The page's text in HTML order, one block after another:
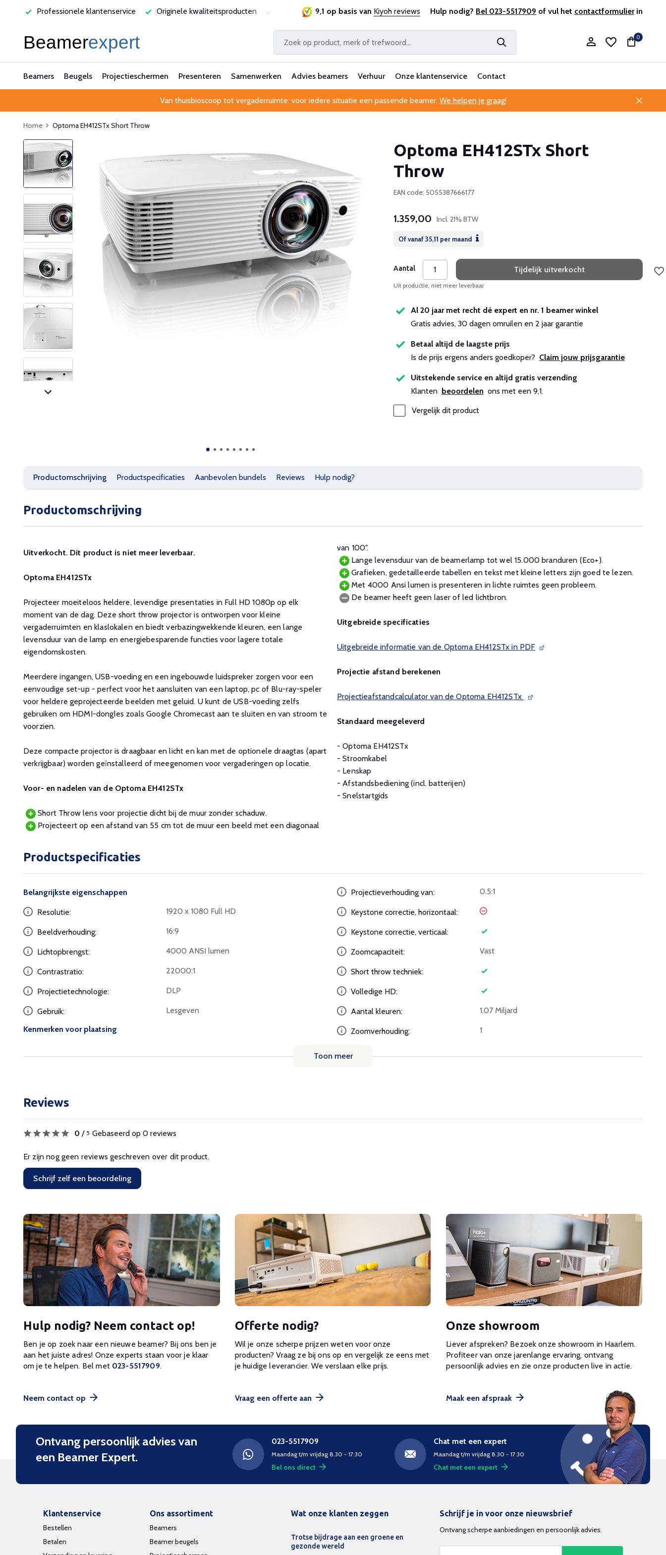
Originele kwaliteitsproducten Laagste prijsgarantie Al 25 jaar betrouwbaar en ervaren Professionele klantenservice
9,1 op basis van Kiyoh reviews Hulp nodig? Bel 023-5517909 of vul het contactformulierin
Account aanmaken
0
Beamers Beugels Projectieschermen Presenteren Samenwerken Advies beamers Verhuur Onze klantenservice Contact
Van thuisbioscoop tot vergaderruimte: voor iedere situatie een passende beamer. We helpen je graag!
Home Optoma EH412STx Short Throw
Optoma EH412STx Short
Throw
EAN code: 5055387666177
1.359,00 Incl. 21% BTW
Of vanaf 35,11 per maand
Aantal Tijdelijk uitverkocht
Uit productie, niet meer leverbaar
Al 20 jaar met recht dé expert en nr. 1 beamer winkel
Gratis advies, 30 dagen omruilen en 2 jaar garantie
Betaal altijd de laagste prijs
Is de prijs ergens anders goedkoper? Claim jouw prijsgarantie
Uitstekende service en altijd gratis verzending
Klanten beoordelen ons met een 9,1.
Vergelijk dit product
Productomschrijving Productspecificaties Aanbevolen bundels Reviews Hulp nodig?
Productomschrijving
Uitverkocht. Dit product is niet meer leverbaar.
Optoma EH412STx
Projecteer moeiteloos heldere, levendige presentaties in Full HD 1080p op elk
moment van de dag. Deze short throw projector is ontworpen voor kleine
vergaderruimten en klaslokalen en biedt verbazingwekkende kleuren, een lange
levensduur van de lamp en energiebesparende functies voor lagere totale
eigendomskosten.
Meerdere ingangen, USB-voeding en een ingebouwde luidspreker zorgen voor een
eenvoudige set-up - perfect voor het aansluiten van een laptop, pc of Blu-ray-speler
voor heldere geprojecteerde beelden met geluid. U kunt de USB-voeding zelfs
gebruiken om HDMI-dongles zoals Google Chromecast aan te sluiten en van stroom te
voorzien.
Deze compacte projector is draagbaar en licht en kan met de optionele draagtas (apart
verkrijgbaar) worden geïnstalleerd of meegenomen voor vergaderingen op locatie.
Voor- en nadelen van de Optoma EH412STx
Short Throw lens voor projectie dicht bij de muur zonder schaduw.
Projecteert op een afstand van 55 cm tot de muur een beeld met een diagonaal
van 100".
Lange levensduur van de beamerlamp tot wel 15.000 branduren (Eco+).
Grafieken, gedetailleerde tabellen en tekst met kleine letters zijn goed te lezen.
Met 4000 Ansi lumen is presenteren in lichte ruimtes geen probleem.
De beamer heeft geen laser of led lichtbron.
Uitgebreide specificaties
Uitgebreide informatie van de Optoma EH412STx in PDF
Projectie afstand berekenen
Projectieafstandcalculator van de Optoma EH412STx
Standaard meegeleverd
- Optoma EH412STx
- Stroomkabel
- Lenskap
- Afstandsbediening (incl. batterijen)
- Snelstartgids
Productspecificaties
Belangrijkste eigenschappen
Resolutie: 1920 x 1080 Full HD
Beeldverhouding: 16:9
Lichtopbrengst: 4000 ANSI lumen
Contrastratio: 22000:1
Projectietechnologie: DLP
Gebruik:
Lesgeven
Kenmerken voor plaatsing
Projectieverhouding van: 0.5:1
Keystone correctie, horizontaal:
Keystone correctie, verticaal:
Zoomcapaciteit: Vast
Short throw techniek:
Volledige HD:
Aantal kleuren: 1,07 Miljard
Zoomverhouding: 1
Toon meer
Reviews
0 / 5 Gebaseerd op 0 reviews
Er zijn nog geen reviews geschreven over dit product.
Schrijf zelf een beoordeling
Hulp nodig? Neem contact op!
Ben je op zoek naar een nieuwe beamer? Bij ons ben je
aan het juiste adres! Onze experts staan voor je klaar
om je te helpen. Bel met 023-5517909.
Neem contact op
Offerte nodig?
Wil je onze scherpe prijzen weten voor onze
producten? Vraag ze bij ons op en vergelijk ze eens met
je huidige leverancier. We verslaan elke prijs.
Vraag een offerte aan
Onze showroom
Liever afspreken? Bezoek onze showroom in Haarlem.
Profiteer van onze jarenlange ervaring, ontvang
persoonlijk advies en zie onze producten live in actie.
Maak een afspraak
Ontvang persoonlijk advies van
een Beamer Expert.
023-5517909
Maandag t/m vrijdag 8.30 - 17:30
Bel ons direct
Chat met een expert
Maandag t/m vrijdag 8.30 - 17:30
Chat met een expert
Klantenservice
Bestellen
Betalen
Ons assortiment
Beamers
Beamer beugels
Wat onze klanten zeggen
Trotse bijdrage aan een groene en
gezonde wereld
Schrijf je in voor onze nieuwsbrief
Ontvang scherpe aanbiedingen en persoonlijk advies.